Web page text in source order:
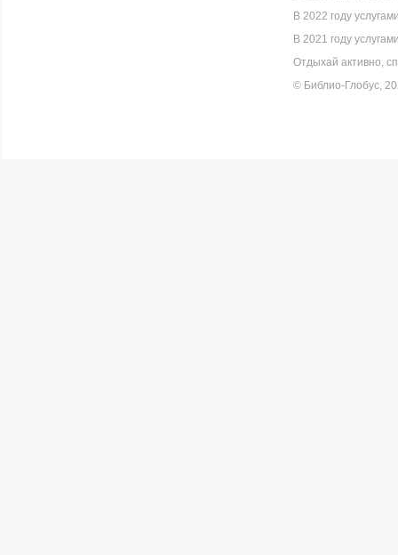
В 2022 году
В 2021 году
Отдыхай активно,
© Библио-Глобус,